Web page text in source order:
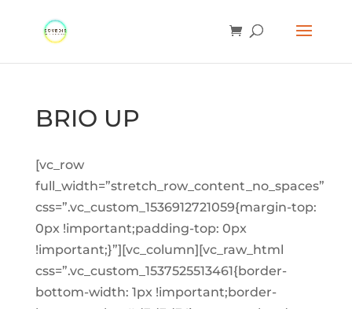
BRIO UP
[vc_row
full_width=”stretch_row_content_no_spaces”
css=”.vc_custom_1536912721059{margin-top:
0px !important;padding-top: 0px
!important;}”][vc_column][vc_raw_html
css=”.vc_custom_1537525513461{border-
bottom-width: 1px !important;border-